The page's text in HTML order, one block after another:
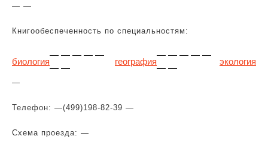
— —
Книгообеспеченность по специальностям:
биология
— — — — —
— —
география
— — — — —
— —
экология
—
Телефон: —(499)198-82-39 —
Схема проезда: —